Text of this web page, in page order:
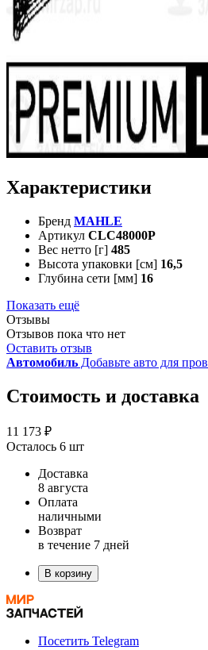
Характеристики
Бренд MAHLE
Артикул CLC48000P
Вес нетто [г] 485
Высота упаковки [см] 16,5
Глубина сети [мм] 16
Показать ещё
Отзывы
Отзывов пока что нет
Оставить отзыв
Автомобиль Добавьте авто для
Стоимость и доставка
11 173 ₽
Осталось 6 шт
Доставка
8 августа
Оплата
наличными
Возврат
в течение 7 дней
В корзину
Посетить Telegram